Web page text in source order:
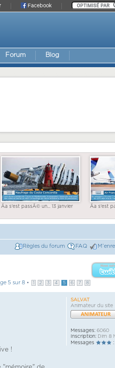
Facebook
Forum Blog
Ãa s'est passÃ© un... 13 janvier Ãa s'est
Règles du forum FAQ
5 sur 8 • 1 2 3 4 5 6 7 8
!
SALVAT
Animateur du site
Messages: 6060
Inscription: Dim 8
Messages